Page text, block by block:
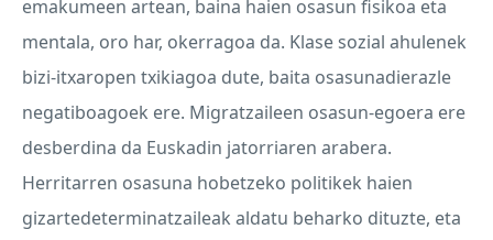
emakumeen artean, baina haien osasun fisikoa eta
mentala, oro har, okerragoa da. Klase sozial ahulenek
bizi-itxaropen txikiagoa dute, baita osasunadierazle
negatiboagoek ere. Migratzaileen osasun-egoera ere
desberdina da Euskadin jatorriaren arabera.
Herritarren osasuna hobetzeko politikek haien
gizartedeterminatzaileak aldatu beharko dituzte, eta